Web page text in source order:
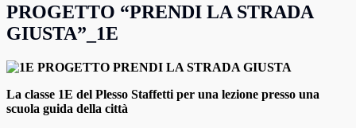
PROGETTO “PRENDI LA STRADA
GIUSTA”_1E
La classe 1E del Plesso Staffetti per una lezione presso una
scuola guida della città